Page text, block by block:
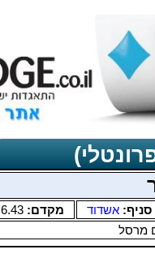
סניף: אשדוד מקדם:6.43
מרסל